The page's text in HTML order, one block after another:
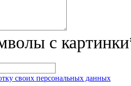
с картинки
своих персональных данных